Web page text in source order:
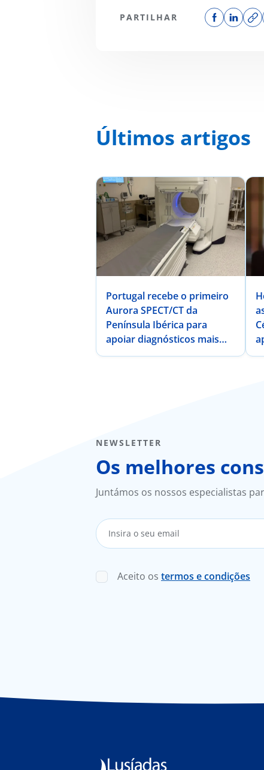
PARTILHAR
Últimos artigos
Portugal recebe o primeiro
Aurora SPECT/CT da
Península Ibérica para
apoiar diagnósticos mais
rápidos e precisos em
NEWSLETTER
Os melhores
Juntámos os nossos especialistas
Aceito os termos e condições